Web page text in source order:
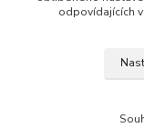
2023/988odpovídajících